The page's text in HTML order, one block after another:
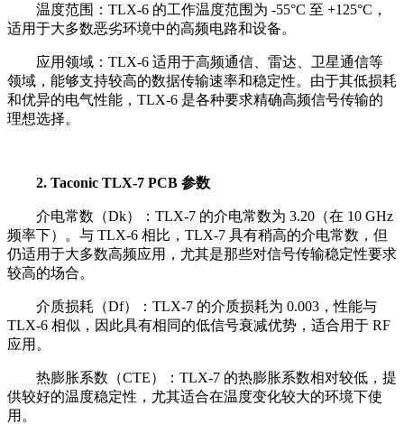
温度范围：TLX-6 的工作温度范围为 -55°C 至 +125°C，
适用于大多数恶劣环境中的高频电路和设备。
应用领域：TLX-6 适用于高频通信、雷达、卫星通信等
领域，能够支持较高的数据传输速率和稳定性。由于其低损耗
和优异的电气性能，TLX-6 是各种要求精确高频信号传输的
理想选择。
2. Taconic TLX-7 PCB 参数
介电常数（Dk）：TLX-7 的介电常数为 3.20（在 10 GHz
频率下）。与 TLX-6 相比，TLX-7 具有稍高的介电常数，但
仍适用于大多数高频应用，尤其是那些对信号传输稳定性要求
较高的场合。
介质损耗（Df）：TLX-7 的介质损耗为 0.003，性能与
TLX-6 相似，因此具有相同的低信号衰减优势，适合用于 RF
应用。
热膨胀系数（CTE）：TLX-7 的热膨胀系数相对较低，提
供较好的温度稳定性，尤其适合在温度变化较大的环境下使
用。